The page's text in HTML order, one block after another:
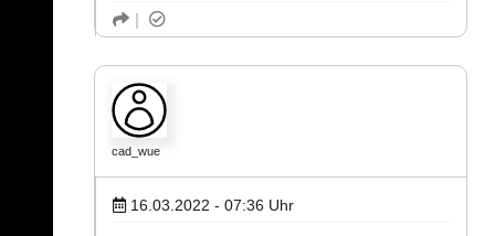
cad_wue
16.03.2022 - 07:36 Uhr